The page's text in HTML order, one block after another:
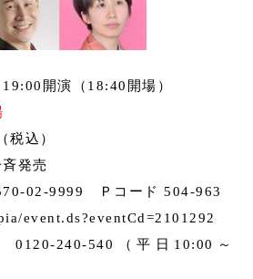
開演（18:40開場）
込）
発売
02-9999 Ｐコード 504-963
event.ds?eventCd=2101292
240-540（平日10:00～